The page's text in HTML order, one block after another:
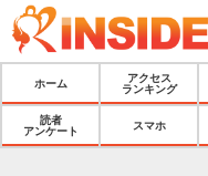
ホーム
アクセス
ランキング
読者
アンケート
スマホ